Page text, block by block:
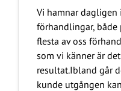
Vi hamnar dagligen
förhandlingar, både
flesta av oss
som vi känner är
resultat.Ibland går
kunde utgången